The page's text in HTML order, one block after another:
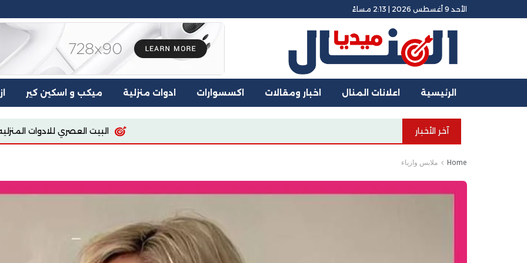
الأحد 9 أغسطس 2026 | 2:13 مساءً
الرئيسية اعلانات المنال اخبار ومقالات اكسسوارات ادوات منزلية ميكب و اسكين كير
آخر الأخبار اسيا للملابس والمفروشات
Home ملابس وازياء